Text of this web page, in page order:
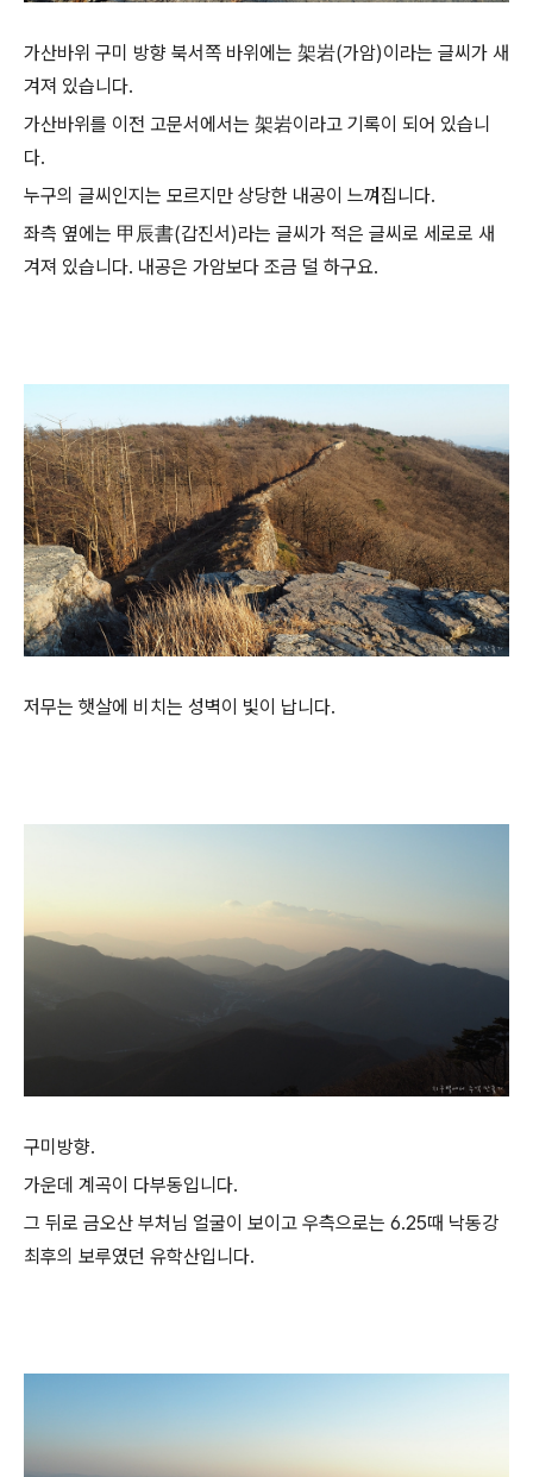
가산바위 구미 방향 북서쪽 바위에는 架岩(가암)이라는 글씨가 새
겨져 있습니다.
가산바위를 이전 고문서에서는 架岩이라고 기록이 되어 있습니
다.
누구의 글씨인지는 모르지만 상당한 내공이 느껴집니다.
좌측 옆에는 甲辰書(갑진서)라는 글씨가 적은 글씨로 세로로 새
겨져 있습니다. 내공은 가암보다 조금 덜 하구요.
저무는 햇살에 비치는 성벽이 빛이 납니다.
구미방향.
가운데 계곡이 다부동입니다.
그 뒤로 금오산 부처님 얼굴이 보이고 우측으로는 6.25때 낙동강
최후의 보루였던 유학산입니다.